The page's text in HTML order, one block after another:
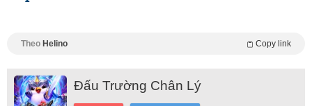
Theo Helino Copy link
Đấu Trường Chân Lý